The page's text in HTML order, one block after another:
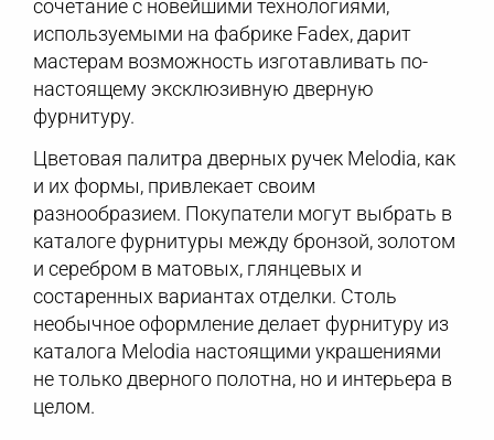
сочетание с новейшими технологиями,
используемыми на фабрике Fadex, дарит
мастерам возможность изготавливать по-
настоящему эксклюзивную дверную
фурнитуру.
Цветовая палитра дверных ручек Melodia, как
и их формы, привлекает своим
разнообразием. Покупатели могут выбрать в
каталоге фурнитуры между бронзой, золотом
и серебром в матовых, глянцевых и
состаренных вариантах отделки. Столь
необычное оформление делает фурнитуру из
каталога Melodia настоящими украшениями
не только дверного полотна, но и интерьера в
целом.